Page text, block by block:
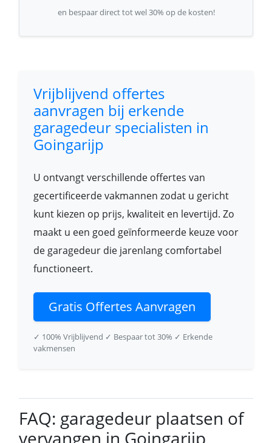
en bespaar direct tot wel 30% op de kosten!
Vrijblijvend offertes
aanvragen bij erkende
garagedeur specialisten in
Goingarijp
U ontvangt verschillende offertes van
gecertificeerde vakmannen zodat u gericht
kunt kiezen op prijs, kwaliteit en levertijd. Zo
maakt u een goed geïnformeerde keuze voor
de garagedeur die jarenlang comfortabel
functioneert.
Gratis Offertes Aanvragen
✓ 100% Vrijblijvend ✓ Bespaar tot 30% ✓ Erkende
vakmensen
FAQ: garagedeur plaatsen of
vervangen in Goingarijp